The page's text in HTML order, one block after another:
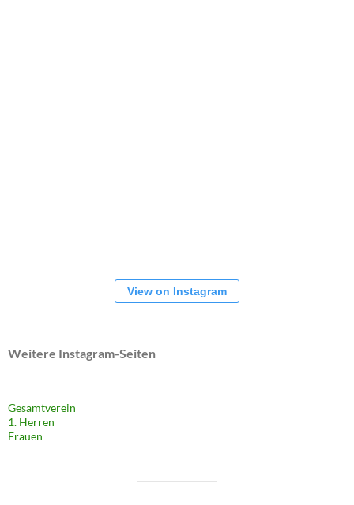
View on Instagram
Weitere Instagram-Seiten
Gesamtverein
1. Herren
Frauen